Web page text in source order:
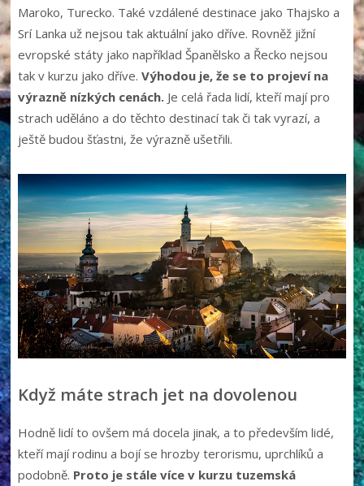
Maroko, Turecko. Také vzdálené destinace jako Thajsko a
Srí Lanka už nejsou tak aktuální jako dříve. Rovněž jižní
evropské státy jako například Španělsko a Řecko nejsou
tak v kurzu jako dříve. Výhodou je, že se to projeví na
výrazně nízkých cenách.Je celá řada lidí, kteří mají pro
strach uděláno a do těchto destinací tak či tak vyrazí, a
ještě budou šťastni, že výrazně ušetřili.
Když máte strach jet na dovolenou
Hodně lidí to ovšem má docela jinak, a to především lidé,
kteří mají rodinu a bojí se hrozby terorismu, uprchlíků a
podobně. Proto je stále více v kurzu tuzemská